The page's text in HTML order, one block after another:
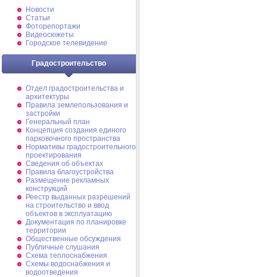
Новости
Статьи
Фоторепортажи
Видеосюжеты
Городское телевидение
Градостроительство
Отдел градостроительства и
архитектуры
Правила землепользования и
застройки
Генеральный план
Концепция создания единого
парковочного пространства
Нормативы градостроительного
проектирования
Сведения об объектах
Правила благоустройства
Размещение рекламных
конструкций
Реестр выданных разрешений
на строительство и ввод
объектов в эксплуатацию
Документация по планировке
территории
Общественные обсуждения
Публичные слушания
Схема теплоснабжения
Схемы водоснабжения и
водоотведения